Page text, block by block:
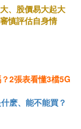
、股價易大起大
慎評估自身情
2張表看懂3檔5G
麽、能不能買？